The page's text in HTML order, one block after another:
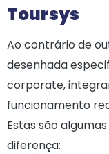
Toursys
Ao contrário de
desenhada
corporate,
funcionamento
Estas são
diferença: